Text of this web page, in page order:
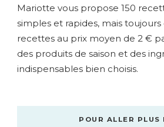
Mariotte vous propose 150
simples et rapides, mais
recettes au prix moyen de 2 €
des produits de saison et des
indispensables bien choisis.
POUR ALLER PLUS